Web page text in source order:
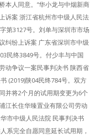
本人同意。”华小龙与中烟新商
诉案 浙江省杭州市中级人民法
第3127号。刘单与深圳市市场
纠纷上诉案 广东省深圳市中级
民终3849号。付少丰与中国
动争议一案民事判决书 陕西省
(2019)陕04民终784号。双方
并将2个月的试用期变更为6个
江长住华臻置业有限公司劳动
市中级人民法院 民事判决书
系完全自愿同意延长试用期，